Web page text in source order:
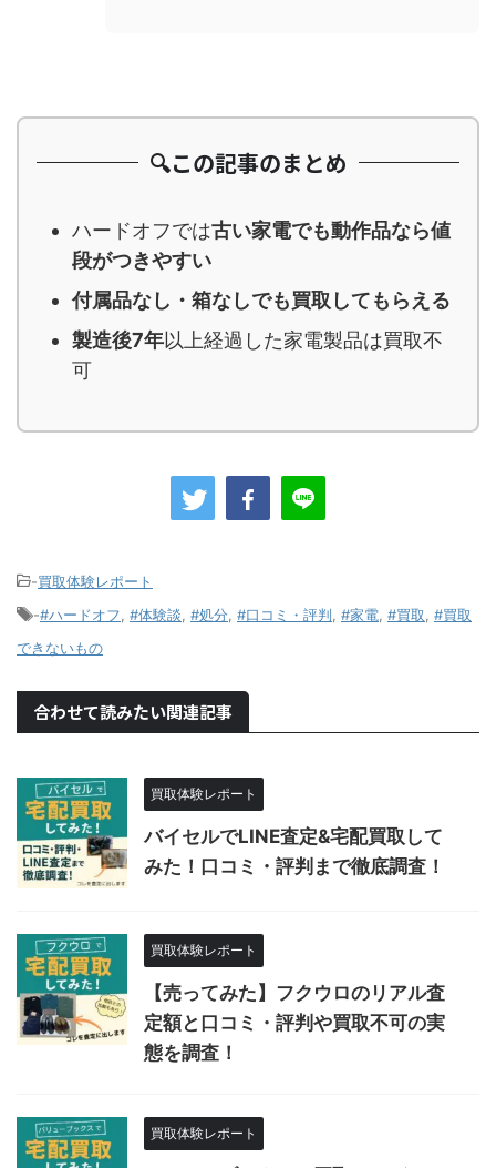
🔍この記事のまとめ
ハードオフでは古い家電でも動作品なら値
段がつきやすい
付属品なし・箱なしでも買取してもらえる
製造後7年以上経過した家電製品は買取不
可
-買取体験レポート
-#ハードオフ #体験談 #処分 #口コミ・評判 #家電 #買取
#買取
できないもの
合わせて読みたい関連記事
買取体験レポート
バイセルでLINE査定&宅配買取して
みた！口コミ・評判まで徹底調査！
買取体験レポート
【売ってみた】フクウロのリアル査
定額と口コミ・評判や買取不可の実
態を調査！
買取体験レポート